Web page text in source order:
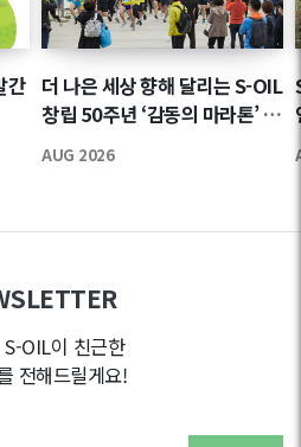
간
더 나은 세상 향해 달리는 S-OIL
창립 50주년 ‘감동의 마라톤’ 참
가자 모집
AUG 2026
OIL이 친근한
전해드릴게요!